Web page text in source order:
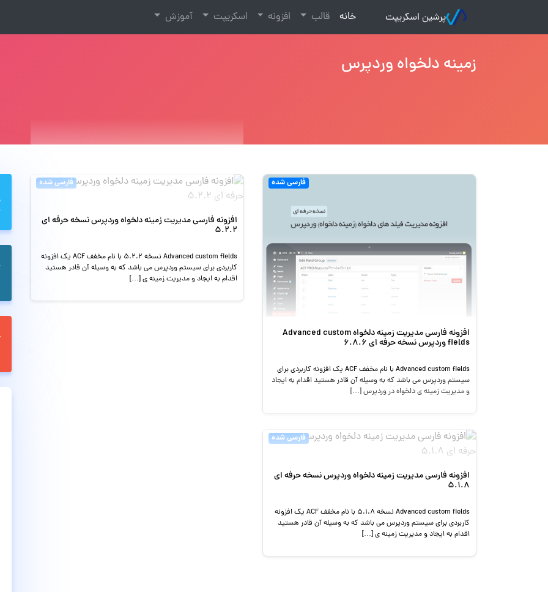
پرشین اسکریپت خانه
(current) قالب افزونه اسکریپت آموزش
زمینه دلخواه وردپرس
فارسی شده
افزونه فارسی مدیریت زمینه دلخواه Advanced custom
fields وردپرس نسخه حرفه ای 6.8.6
Advanced custom fields با نام مخفف ACF یک افزونه کاربردی برای
سیستم وردپرس می باشد که به وسیله آن قادر هستید اقدام به ایجاد
و مدیریت زمینه ی دلخواه در وردپرس […]
فارسی شده
افزونه فارسی مدیریت زمینه دلخواه وردپرس نسخه حرفه ای
۵.۲.۲
Advanced custom fields نسخه 5.2.2 با نام مخفف ACF یک افزونه
کاربردی برای سیستم وردپرس می باشد که به وسیله آن قادر هستید
اقدام به ایجاد و مدیریت زمینه ی […]
فارسی شده
افزونه فارسی مدیریت زمینه دلخواه وردپرس نسخه حرفه ای
۵.۱.۸
Advanced custom fields نسخه 5.1.8 با نام مخفف ACF یک افزونه
کاربردی برای سیستم وردپرس می باشد که به وسیله آن قادر هستید
اقدام به ایجاد و مدیریت زمینه ی […]